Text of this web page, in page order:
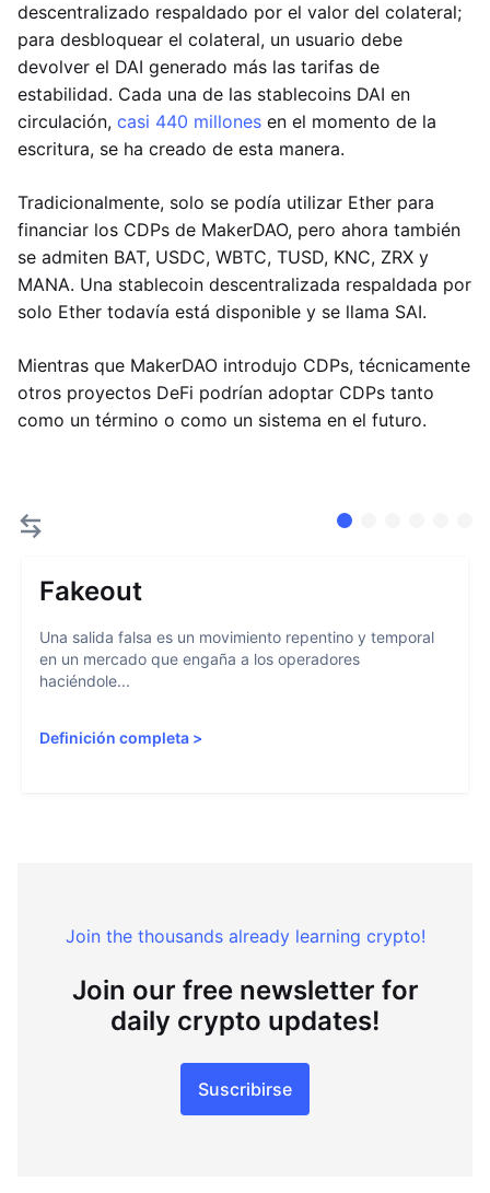
descentralizado respaldado por el valor del colateral;
para desbloquear el colateral, un usuario debe
devolver el DAI generado más las tarifas de
estabilidad. Cada una de las stablecoins DAI en
circulación, casi 440 millones en el momento de la
escritura, se ha creado de esta manera.
Tradicionalmente, solo se podía utilizar Ether para
financiar los CDPs de MakerDAO, pero ahora también
se admiten BAT, USDC, WBTC, TUSD, KNC, ZRX y
MANA. Una stablecoin descentralizada respaldada por
solo Ether todavía está disponible y se llama SAI.
Mientras que MakerDAO introdujo CDPs, técnicamente
otros proyectos DeFi podrían adoptar CDPs tanto
como un término o como un sistema en el futuro.
Fakeout
Una salida falsa es un movimiento repentino y temporal
en un mercado que engaña a los operadores
haciéndole...
Definición completa >
Join the thousands already learning crypto!
Join our free newsletter for
daily crypto updates!
Suscribirse